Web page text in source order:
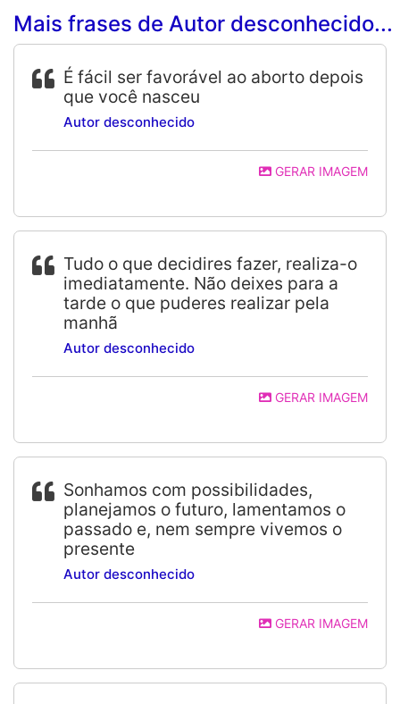
Mais frases de Autor desconhecido...
É fácil ser favorável ao aborto depois
que você nasceu
Autor desconhecido
GERAR IMAGEM
Tudo o que decidires fazer, realiza-o
imediatamente. Não deixes para a
tarde o que puderes realizar pela
manhã
Autor desconhecido
GERAR IMAGEM
Sonhamos com possibilidades,
planejamos o futuro, lamentamos o
passado e, nem sempre vivemos o
presente
Autor desconhecido
GERAR IMAGEM